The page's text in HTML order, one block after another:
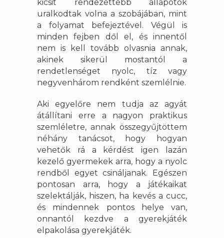
kicsit rendezettebb állapotok
uralkodtak volna a szobájában, mint
a folyamat befejeztével. Végül is
minden fejben dől el, és innentől
nem is kell tovább olvasnia annak,
akinek sikerül mostantól a
rendetlenséget nyolc, tíz vagy
negyvenhárom rendként szemlélnie.
Aki egyelőre nem tudja az agyát
átállítani erre a nagyon praktikus
szemléletre, annak összegyűjtöttem
néhány tanácsot, hogy hogyan
vehetők rá a kérdést igen lazán
kezelő gyermekek arra, hogy a nyolc
rendből egyet csináljanak. Egészen
pontosan arra, hogy a játékaikat
szelektálják, hiszen, ha kevés a cucc,
és mindennek pontos helye van,
onnantól kezdve a gyerekjáték
elpakolása gyerekjáték.